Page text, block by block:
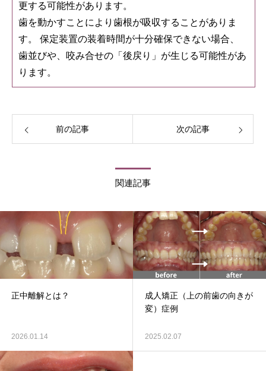
更する可能性があります。
歯を動かすことにより歯根が吸収することがありま
す。 保定装置の装着時間が十分確保できない場合、
歯並びや、咬み合せの「後戻り」が生じる可能性があ
ります。
前の記事 次の記事
関連記事
正中離解とは？
2026.01.14
成人矯正（上の前歯の向きが
変）症例
2025.02.07